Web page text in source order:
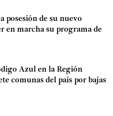
posesión de su nuevo
en marcha su programa de
Azul en la Región
comunas del país por bajas